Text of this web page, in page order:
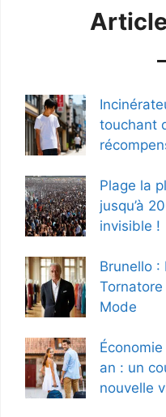
touchant
Plage la
jusqu’à
invisible !
Brunello :
Mode
an : un
nouvelle